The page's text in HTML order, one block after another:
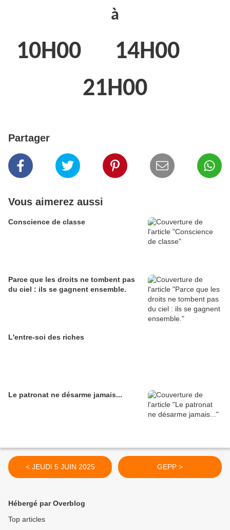
à
10H00 14H00
21H00
Partager
Vous aimerez aussi
Conscience de classe
Parce que les droits ne tombent pas
du ciel : ils se gagnent ensemble.
L'entre-soi des riches
Le patronat ne désarme jamais...
< JEUDI 5 JUIN 2025 GEPP >
Hébergé par Overblog
Top articles